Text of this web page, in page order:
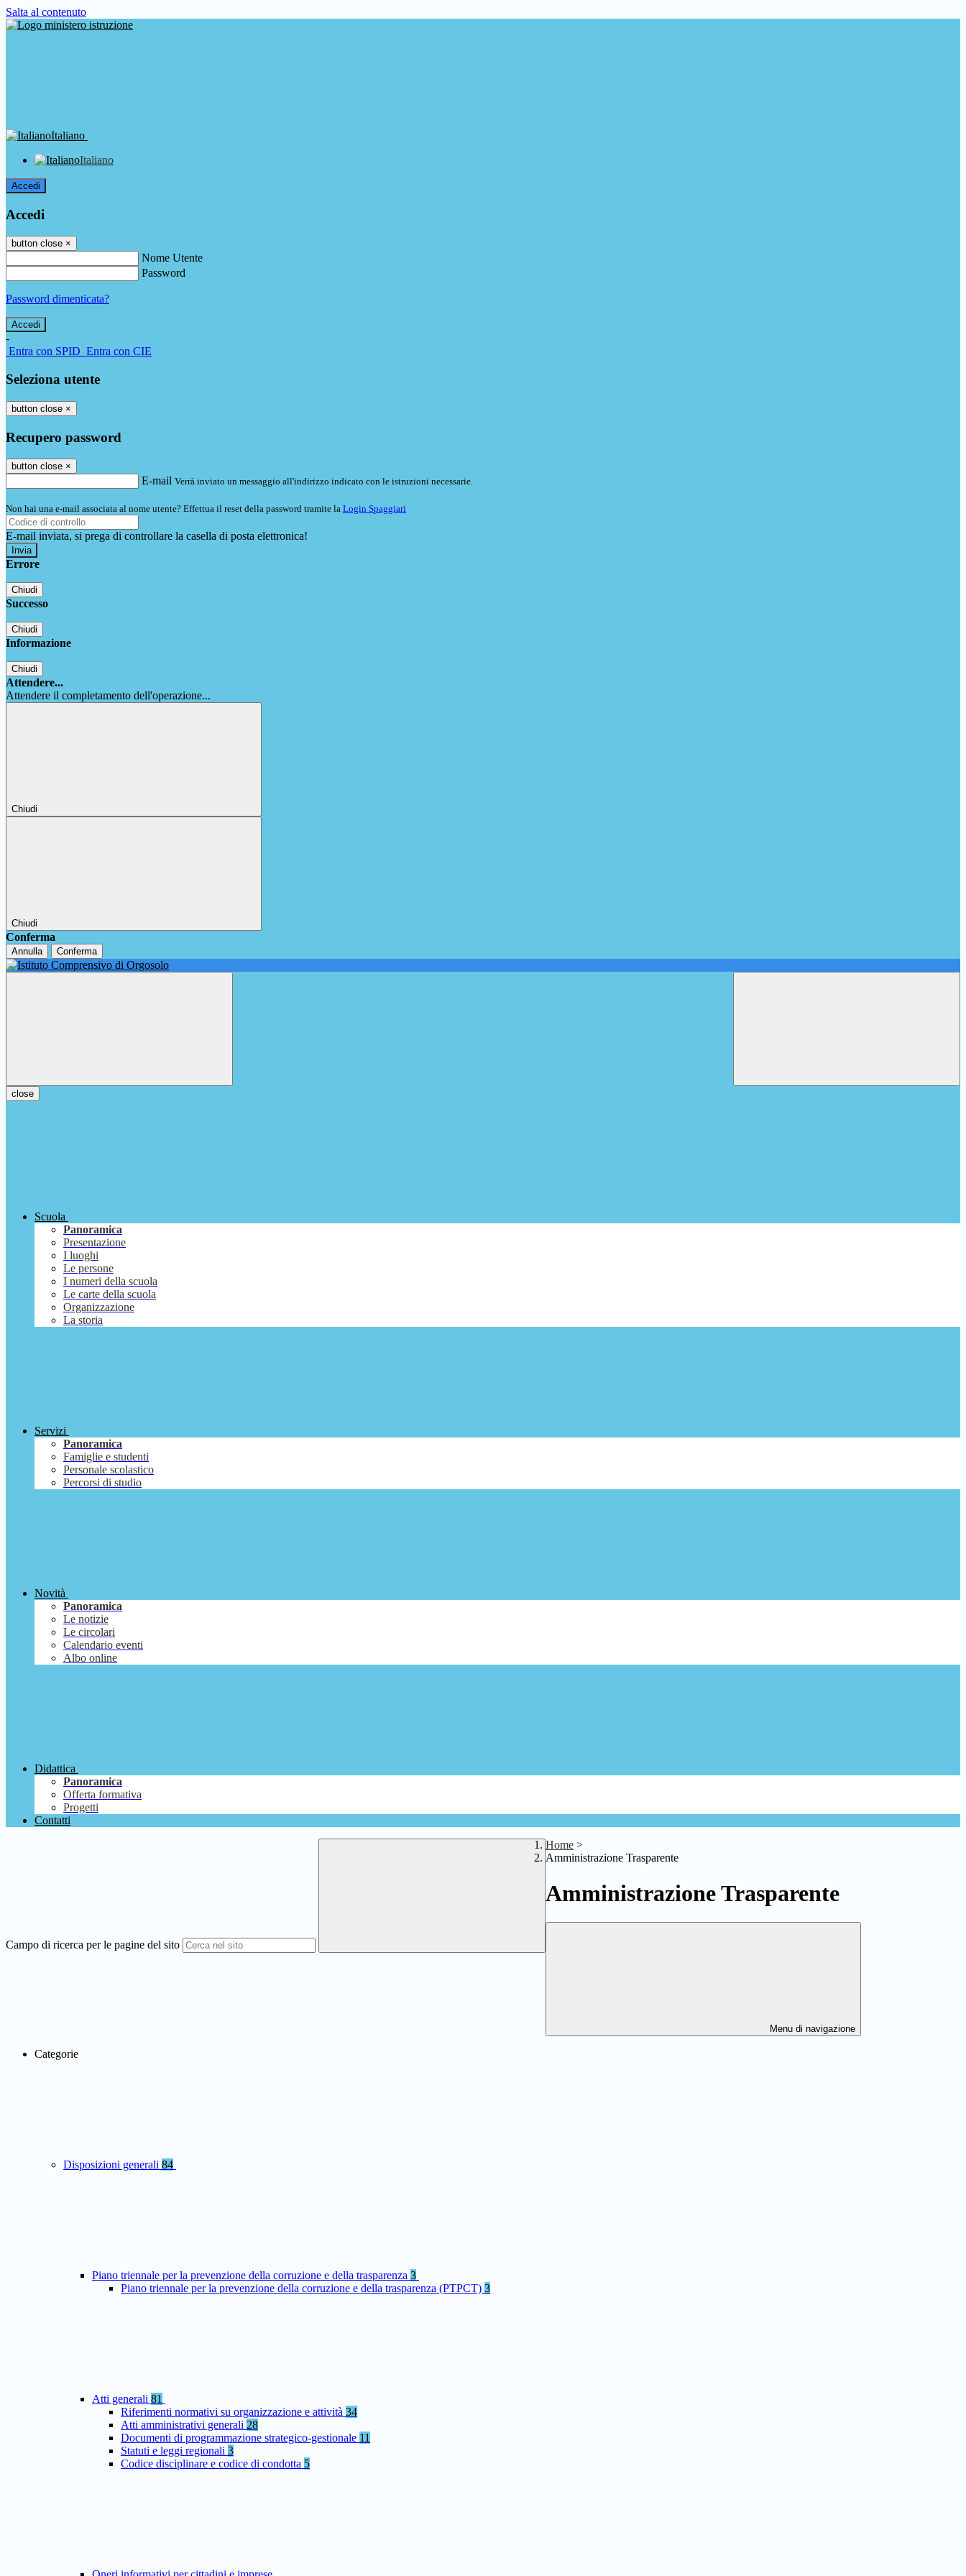
Salta al contenuto
Italiano
Italiano
Accedi
Accedi
button close ×
Nome Utente
Password
Password dimenticata?
-
Entra con SPID Entra con CIE
Seleziona utente
button close ×
Recupero password
button close ×
E-mail Verrà inviato un messaggio all'indirizzo indicato con le istruzioni necessarie.
Non hai una e-mail associata al nome utente? Effettua il reset della password tramite la Login Spaggiari
E-mail inviata, si prega di controllare la casella di posta elettronica!
Errore
Chiudi
Successo
Chiudi
Informazione
Chiudi
Attendere...
Attendere il completamento dell'operazione...
Chiudi
Chiudi
Conferma
Annulla Conferma
close
Scuola
Panoramica
Presentazione
I luoghi
Le persone
I numeri della scuola
Le carte della scuola
Organizzazione
La storia
Servizi
Panoramica
Famiglie e studenti
Personale scolastico
Percorsi di studio
Novità
Panoramica
Le notizie
Le circolari
Calendario eventi
Albo online
Didattica
Panoramica
Offerta formativa
Progetti
Contatti
Campo di ricerca per le pagine del sito
Home >
Amministrazione Trasparente
Amministrazione Trasparente
Menu di navigazione
Categorie
Disposizioni generali 84
Piano triennale per la prevenzione della corruzione e della trasparenza 3
Piano triennale per la prevenzione della corruzione e della trasparenza (PTPCT) 3
Atti generali 81
Riferimenti normativi su organizzazione e attività 34
Atti amministrativi generali 28
Documenti di programmazione strategico-gestionale 11
Statuti e leggi regionali 3
Codice disciplinare e codice di condotta 5